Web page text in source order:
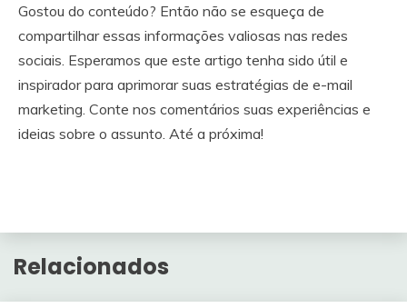
Gostou do conteúdo? Então não se esqueça de
compartilhar essas informações valiosas nas redes
sociais. Esperamos que este artigo tenha sido útil e
inspirador para aprimorar suas estratégias de e-mail
marketing. Conte nos comentários suas experiências e
ideias sobre o assunto. Até a próxima!
Relacionados